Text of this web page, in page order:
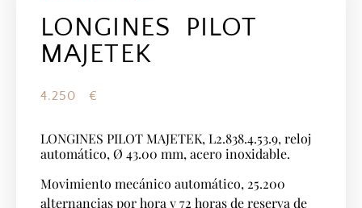
LONGINES PILOT
MAJETEK
4.250 €
LONGINES PILOT MAJETEK, L2.838.4.53.9, reloj
automático, Ø 43.00 mm, acero inoxidable.
Movimiento mecánico automático, 25.200
alternancias por hora y 72 horas de reserva de